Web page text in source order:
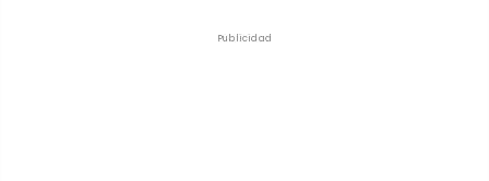
Publicidad